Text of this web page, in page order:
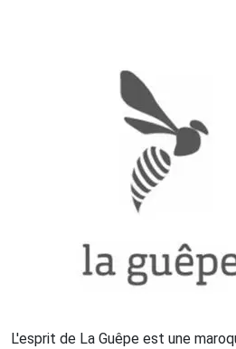
L'esprit de La Guêpe est une